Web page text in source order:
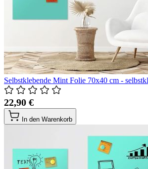
Selbstklebende Mint Folie 70x40 cm -
22,90 €
In den Warenkorb